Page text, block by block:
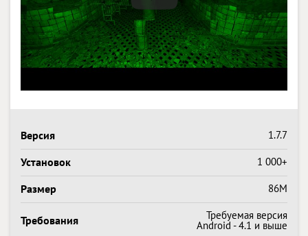
Версия 1.7.7
Установок 1 000+
Размер 86M
Требования Требуемая версия
Android - 4.1 и выше